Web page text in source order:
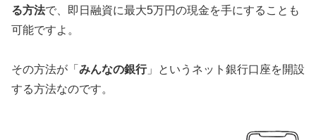
る方法で、即日融資に最大5万円の現金を手にすることも
可能ですよ。
その方法が「 みんなの銀行」というネット銀行口座を開設
する方法なのです。